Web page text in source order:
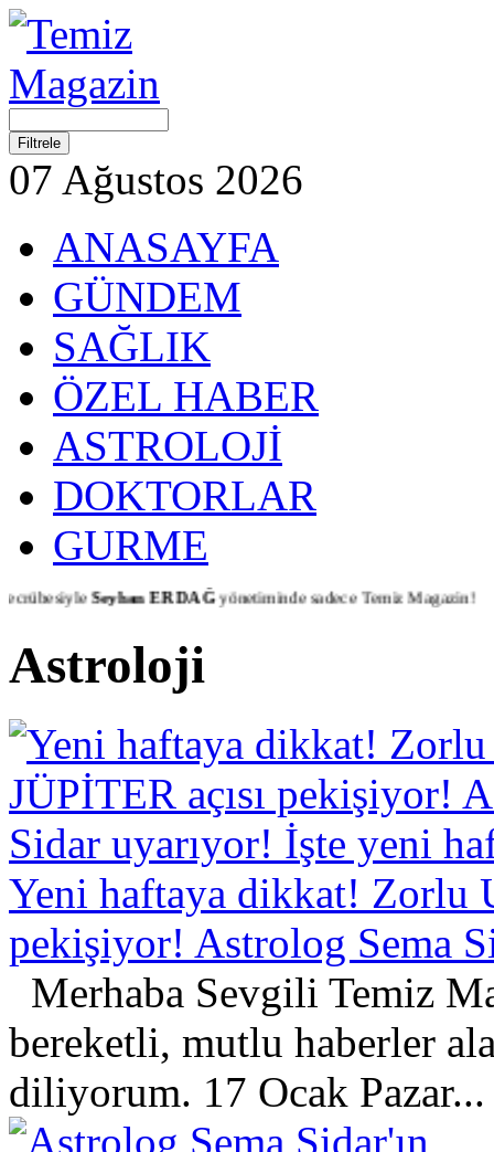
07 Ağustos 2026
ANASAYFA
GÜNDEM
SAĞLIK
ÖZEL HABER
ASTROLOJİ
DOKTORLAR
GURME
Seyhan ERDAĞyönetiminde sadece Temiz Magazin!
Astroloji
Yeni haftaya dikkat! Zorlu
pekişiyor! Astrolog Sema
Merhaba Sevgili Temiz
bereketli, mutlu haberler
diliyorum. 17 Ocak Pazar...